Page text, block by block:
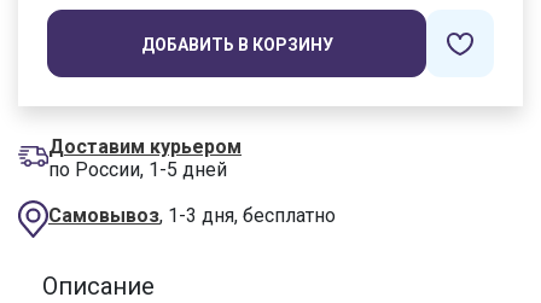
ДОБАВИТЬ В КОРЗИНУ
Доставим курьером
по России, 1-5 дней
Самовывоз, 1-3 дня, бесплатно
Описание